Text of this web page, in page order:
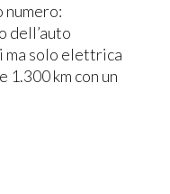
numero:
dell’auto
ma solo elettrica
1.300 km con un